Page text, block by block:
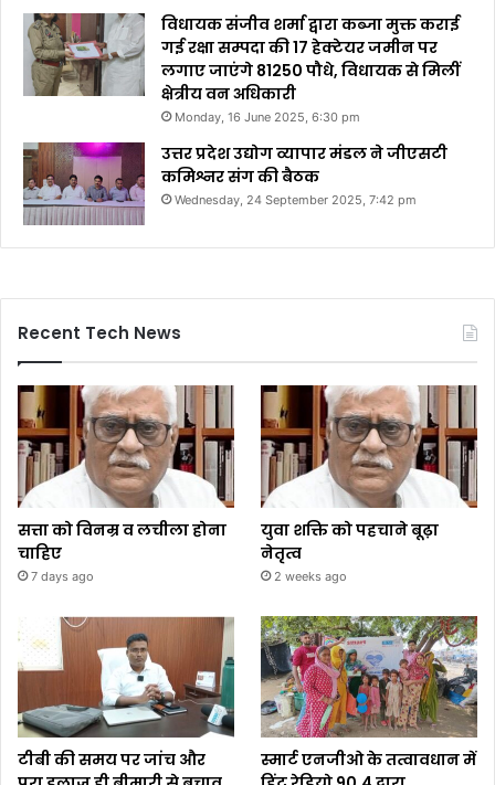
विधायक संजीव शर्मा द्वारा कब्जा मुक्त कराई
गई रक्षा सम्पदा की 17 हेक्टेयर जमीन पर
लगाए जाएंगे 81250 पौधे, विधायक से मिलीं
क्षेत्रीय वन अधिकारी
Monday, 16 June 2025, 6:30 pm
उत्तर प्रदेश उद्योग व्यापार मंडल ने जीएसटी
कमिश्नर संग की बैठक
Wednesday, 24 September 2025, 7:42 pm
Recent Tech News
सत्ता को विनम्र व लचीला होना
चाहिए
7 days ago
युवा शक्ति को पहचाने बूढ़ा
नेतृत्व
2 weeks ago
टीबी की समय पर जांच और
स्मार्ट एनजीओ के तत्वावधान में